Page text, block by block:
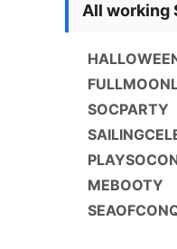
All working
SOCPARTY
MEBOOTY